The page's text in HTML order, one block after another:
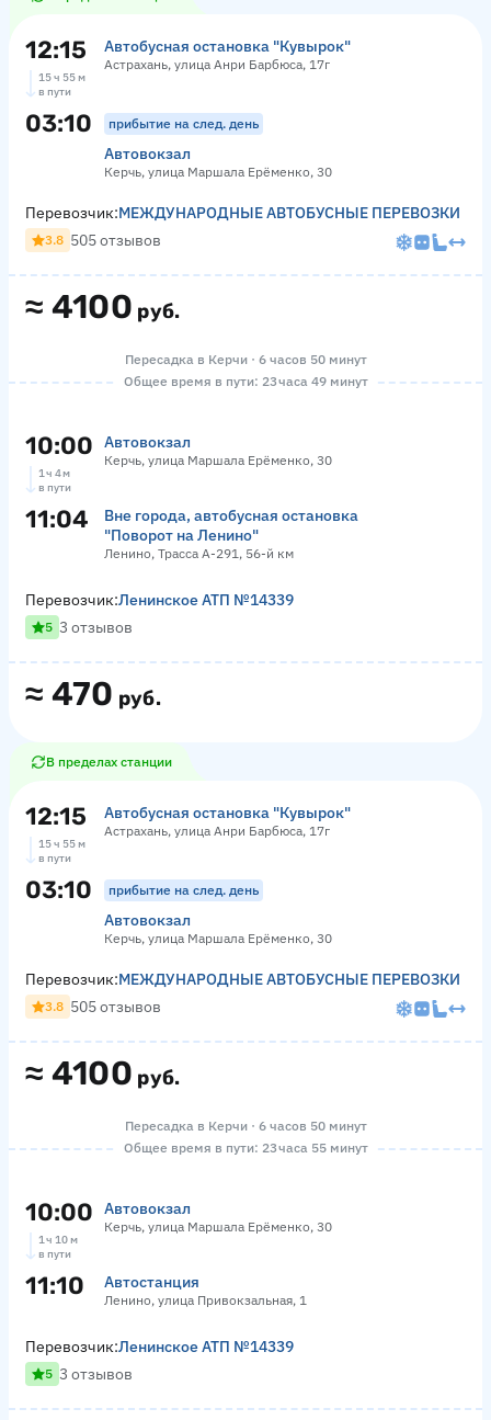
12:15 Автобусная остановка "Кувырок"
Астрахань, улица Анри Барбюса, 17г
15 ч 55 м
в пути
03:10 прибытие на след. день
Автовокзал
Керчь, улица Маршала Ерёменко, 30
≈ 4100 руб.
Перевозчик:МЕЖДУНАРОДНЫЕ АВТОБУСНЫЕ ПЕРЕВОЗКИ
3.8 505 отзывов
Пересадка в Керчи · 6 часов 50 минут
Общее время в пути: 23 часа 49 минут
10:00 Автовокзал
Керчь, улица Маршала Ерёменко, 30
1 ч 4 м
в пути
11:04
Вне города, автобусная остановка
"Поворот на Ленино"
Ленино, Трасса А-291, 56-й км
≈ 470 руб.
Перевозчик:Ленинское АТП №14339
5 3 отзывов
В пределах станции
12:15 Автобусная остановка "Кувырок"
Астрахань, улица Анри Барбюса, 17г
15 ч 55 м
в пути
03:10 прибытие на след. день
Автовокзал
Керчь, улица Маршала Ерёменко, 30
≈ 4100 руб.
Перевозчик:МЕЖДУНАРОДНЫЕ АВТОБУСНЫЕ ПЕРЕВОЗКИ
3.8 505 отзывов
Пересадка в Керчи · 6 часов 50 минут
Общее время в пути: 23 часа 55 минут
10:00 Автовокзал
Керчь, улица Маршала Ерёменко, 30
1 ч 10 м
в пути
11:10 Автостанция
Ленино, улица Привокзальная, 1
Перевозчик:Ленинское АТП №14339
5 3 отзывов